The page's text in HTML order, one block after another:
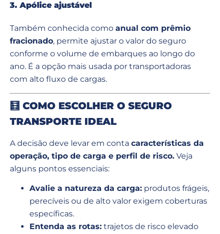
3. Apólice ajustável
Também conhecida como anual com prêmio
fracionado, permite ajustar o valor do seguro
conforme o volume de embarques ao longo do
ano. É a opção mais usada por transportadoras
com alto fluxo de cargas.
🧮 COMO ESCOLHER O SEGURO
TRANSPORTE IDEAL
A decisão deve levar em conta características da
operação, tipo de carga e perfil de risco. Veja
alguns pontos essenciais:
Avalie a natureza da carga: produtos frágeis,
perecíveis ou de alto valor exigem coberturas
específicas.
Entenda as rotas: trajetos de risco elevado